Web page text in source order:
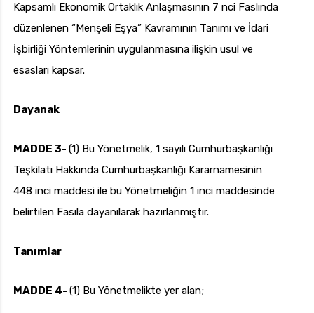
Kapsamlı Ekonomik Ortaklık Anlaşmasının 7 nci Faslında
düzenlenen “Menşeli Eşya” Kavramının Tanımı ve İdari
İşbirliği Yöntemlerinin uygulanmasına ilişkin usul ve
esasları kapsar.
Dayanak
MADDE 3- (1) Bu Yönetmelik, 1 sayılı Cumhurbaşkanlığı
Teşkilatı Hakkında Cumhurbaşkanlığı Kararnamesinin
448 inci maddesi ile bu Yönetmeliğin 1 inci maddesinde
belirtilen Fasıla dayanılarak hazırlanmıştır.
Tanımlar
MADDE 4- (1) Bu Yönetmelikte yer alan;